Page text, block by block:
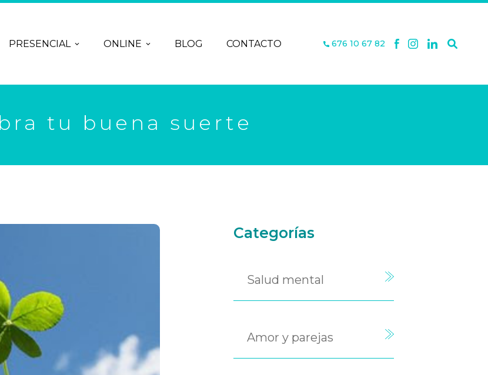
PRESENCIAL ONLINE BLOG CONTACTO 676 10 67 82
tu buena suerte
Categorías
Salud mental
Amor y parejas